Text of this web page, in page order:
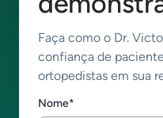
Faça como o Dr.
confiança de
ortopedistas em sua
Nome*